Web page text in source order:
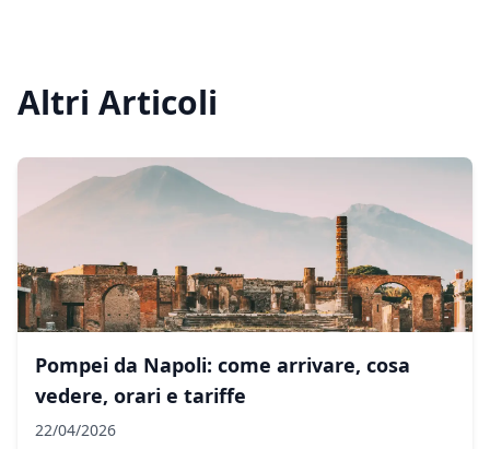
Altri Articoli
Pompei da Napoli: come arrivare, cosa
vedere, orari e tariffe
22/04/2026